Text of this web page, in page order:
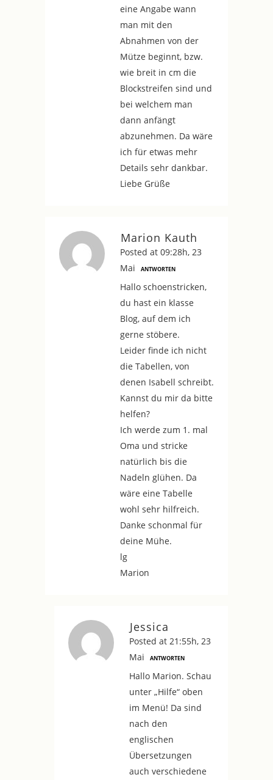
eine Angabe wann
man mit den
Abnahmen von der
Mütze beginnt, bzw.
wie breit in cm die
Blockstreifen sind und
bei welchem man
dann anfängt
abzunehmen. Da wäre
ich für etwas mehr
Details sehr dankbar.
Liebe Grüße
Marion Kauth
Posted at 09:28h, 23
Mai
ANTWORTEN
Hallo schoenstricken,
du hast ein klasse
Blog, auf dem ich
gerne stöbere.
Leider finde ich nicht
die Tabellen, von
denen Isabell schreibt.
Kannst du mir da bitte
helfen?
Ich werde zum 1. mal
Oma und stricke
natürlich bis die
Nadeln glühen. Da
wäre eine Tabelle
wohl sehr hilfreich.
Danke schonmal für
deine Mühe.
lg
Marion
Jessica
Posted at 21:55h, 23
Mai
ANTWORTEN
Hallo Marion. Schau
unter „Hilfe“ oben
im Menü! Da sind
nach den
englischen
Übersetzungen
auch verschiedene